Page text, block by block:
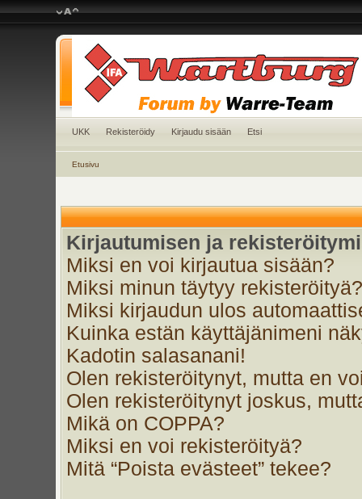
UKK Rekisteröidy Kirjaudu sisään Etsi
Etusivu
Kirjautumisen ja
Miksi en voi kirjautua sisään?
Miksi minun täytyy rekisteröityä?
Miksi kirjaudun ulos
Kuinka estän käyttäjänimeni
Kadotin salasanani!
Olen rekisteröitynyt, mutta en
Olen rekisteröitynyt joskus,
Mikä on COPPA?
Miksi en voi rekisteröityä?
Mitä “Poista evästeet” tekee?